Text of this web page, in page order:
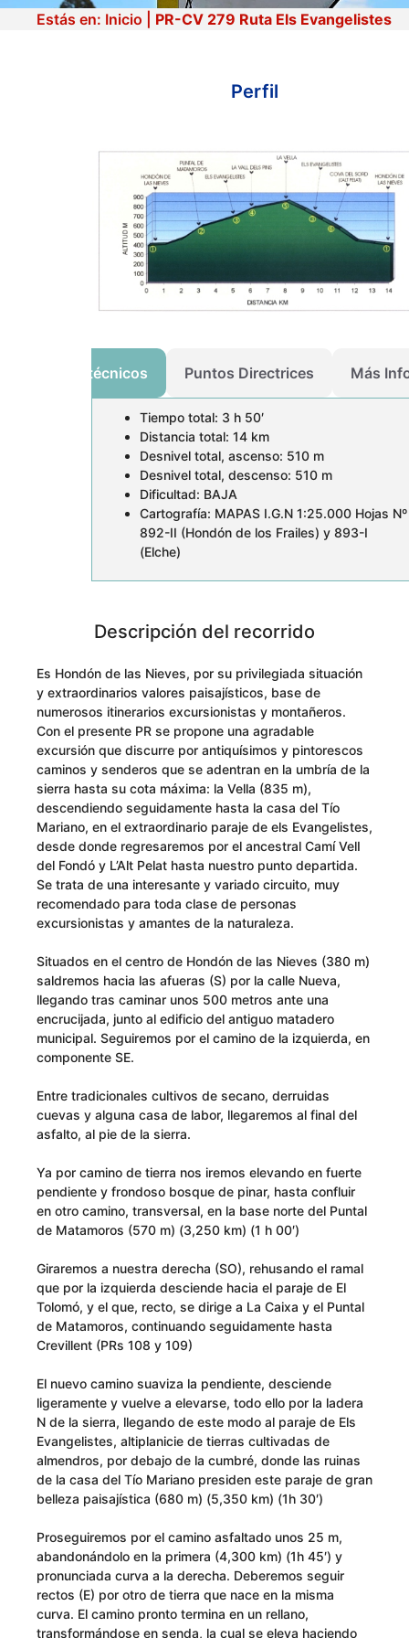
PR-CV 279 Ruta Els
Evangelistes
Estás en: Inicio PR-CV 279 Ruta Els Evangelistes
Perfil
Datos técnicos Puntos Directrices Más
Tiempo total: 3 h 50′
Distancia total: 14 km
Desnivel total, ascenso: 510 m
Desnivel total, descenso: 510 m
Dificultad: BAJA
Cartografía: MAPAS I.G.N 1:25.000 Hojas Nº
892-II (Hondón de los Frailes) y 893-I
(Elche)
Descripción del recorrido
Es Hondón de las Nieves, por su privilegiada situación
y extraordinarios valores paisajísticos, base de
numerosos itinerarios excursionistas y montañeros.
Con el presente PR se propone una agradable
excursión que discurre por antiquísimos y pintorescos
caminos y senderos que se adentran en la umbría de la
sierra hasta su cota máxima: la Vella (835 m),
descendiendo seguidamente hasta la casa del Tío
Mariano, en el extraordinario paraje de els Evangelistes,
desde donde regresaremos por el ancestral Camí VelI
del Fondó y L’Alt Pelat hasta nuestro punto departida.
Se trata de una interesante y variado circuito, muy
recomendado para toda clase de personas
excursionistas y amantes de la naturaleza.
Situados en el centro de Hondón de las Nieves (380 m)
saldremos hacia las afueras (S) por la calle Nueva,
llegando tras caminar unos 500 metros ante una
encrucijada, junto al edificio del antiguo matadero
municipal. Seguiremos por el camino de la izquierda, en
componente SE.
Entre tradicionales cultivos de secano, derruidas
cuevas y alguna casa de labor, llegaremos al final del
asfalto, al pie de la sierra.
Ya por camino de tierra nos iremos elevando en fuerte
pendiente y frondoso bosque de pinar, hasta confluir
en otro camino, transversal, en la base norte del Puntal
de Matamoros (570 m) (3,250 km) (1 h 00′)
Giraremos a nuestra derecha (SO), rehusando el ramal
que por la izquierda desciende hacia el paraje de El
Tolomó, y el que, recto, se dirige a La Caixa y el Puntal
de Matamoros, continuando seguidamente hasta
Crevillent (PRs 108 y 109)
El nuevo camino suaviza la pendiente, desciende
ligeramente y vuelve a elevarse, todo ello por la ladera
N de la sierra, llegando de este modo al paraje de Els
Evangelistes, altiplanicie de tierras cultivadas de
almendros, por debajo de la cumbré, donde las ruinas
de la casa del Tío Mariano presiden este paraje de gran
belleza paisajística (680 m) (5,350 km) (1h 30′)
Proseguiremos por el camino asfaltado unos 25 m,
abandonándolo en la primera (4,300 km) (1h 45′) y
pronunciada curva a la derecha. Deberemos seguir
rectos (E) por otro de tierra que nace en la misma
curva. El camino pronto termina en un rellano,
transformándose en senda, la cual se eleva haciendo